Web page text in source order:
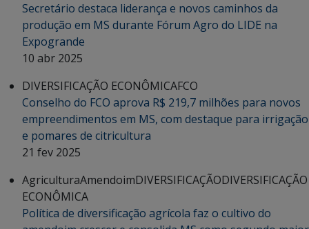
Secretário destaca liderança e novos caminhos da
produção em MS durante Fórum Agro do LIDE na
Expogrande
10 abr 2025
DIVERSIFICAÇÃO ECONÔMICAFCO
Conselho do FCO aprova R$ 219,7 milhões para novos
empreendimentos em MS, com destaque para irrigação
e pomares de citricultura
21 fev 2025
AgriculturaAmendoimDIVERSIFICAÇÃODIVERSIFICAÇÃO
ECONÔMICA
Política de diversificação agrícola faz o cultivo do